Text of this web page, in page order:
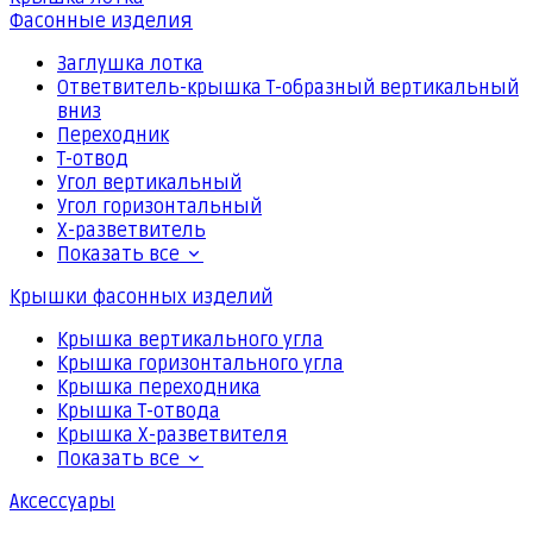
Фасонные изделия
Заглушка лотка
Ответвитель-крышка Т-образный вертикальный
вниз
Переходник
Т-отвод
Угол вертикальный
Угол горизонтальный
Х-разветвитель
Показать все
Крышки фасонных изделий
Крышка вертикального угла
Крышка горизонтального угла
Крышка переходника
Крышка Т-отвода
Крышка Х-разветвителя
Показать все
Аксессуары